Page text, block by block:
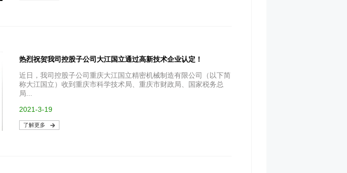
热烈祝贺我司控股子公司大江国立通过高新技术企业认定！
近日，我司控股子公司重庆大江国立精密机械制造有限公司（以下简
称大江国立）收到重庆市科学技术局、重庆市财政局、国家税务总
局...
2021-3-19
了解更多